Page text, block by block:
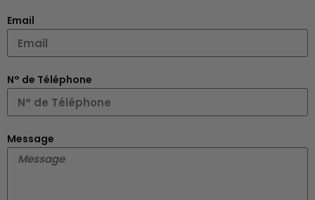
Email
N° de Téléphone
Message